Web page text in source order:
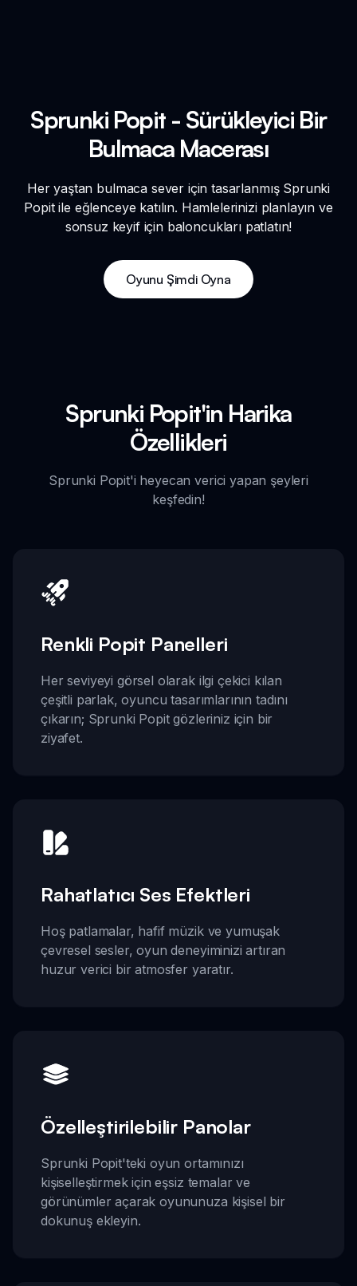
Sprunki Popit - Sürükleyici Bir
Bulmaca Macerası
Her yaştan bulmaca sever için tasarlanmış Sprunki
Popit ile eğlenceye katılın. Hamlelerinizi planlayın ve
sonsuz keyif için baloncukları patlatın!
Oyunu Şimdi Oyna
Sprunki Popit'in Harika
Özellikleri
Sprunki Popit'i heyecan verici yapan şeyleri
keşfedin!
Renkli Popit Panelleri
Her seviyeyi görsel olarak ilgi çekici kılan
çeşitli parlak, oyuncu tasarımlarının tadını
çıkarın; Sprunki Popit gözleriniz için bir
ziyafet.
Rahatlatıcı Ses Efektleri
Hoş patlamalar, hafif müzik ve yumuşak
çevresel sesler, oyun deneyiminizi artıran
huzur verici bir atmosfer yaratır.
Özelleştirilebilir Panolar
Sprunki Popit'teki oyun ortamınızı
kişiselleştirmek için eşsiz temalar ve
görünümler açarak oyununuza kişisel bir
dokunuş ekleyin.